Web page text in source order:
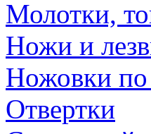
Молотки,
Ножи и
Ножовки по
Отвертки